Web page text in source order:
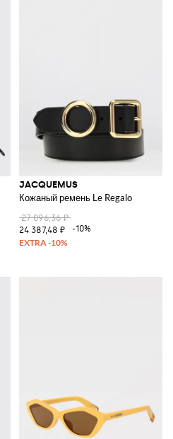
JACQUEMUS
Кожаный ремень Le Regalo
27 096,36 ₽
24 387,48 ₽
-10%